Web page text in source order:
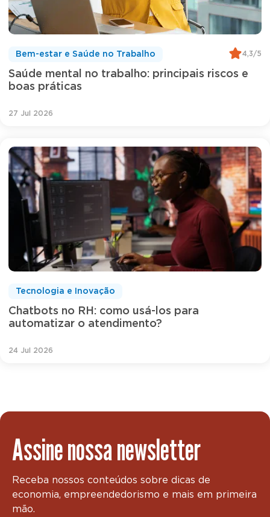
Saúde mental no trabalho: principais riscos e
boas práticas
Bem-estar e Saúde no Trabalho 4,3/5
27 Jul 2026
Chatbots no RH: como usá-los para
automatizar o atendimento?
Tecnologia e Inovação
24 Jul 2026
Assine nossa newsletter
Receba nossos conteúdos sobre dicas de
economia, empreendedorismo e mais em primeira
mão.